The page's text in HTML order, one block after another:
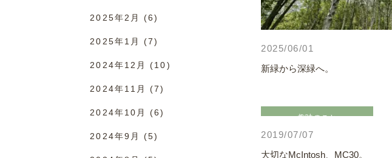
2025/06/01
新緑から深緑へ。
趣味のこと
2019/07/07
大切なMcIntosh、MC30。
2025年2月 (6)
2025年1月 (7)
2024年12月 (10)
2024年11月 (7)
2024年10月 (6)
2024年9月 (5)